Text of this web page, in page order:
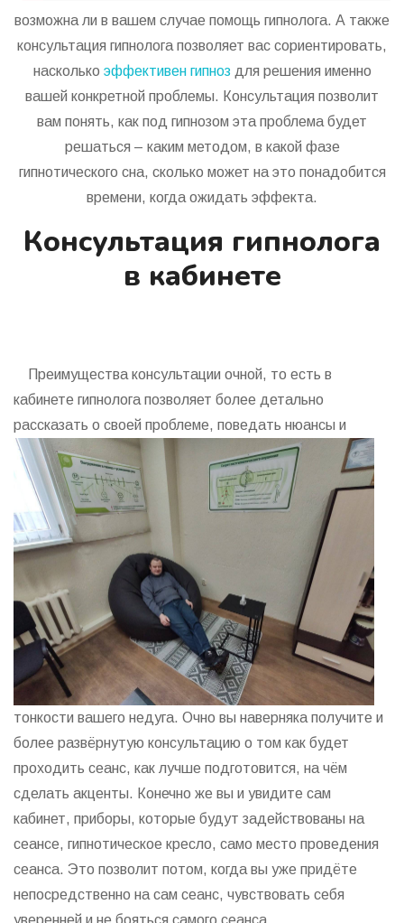
возможна ли в вашем случае помощь гипнолога. А также
консультация гипнолога позволяет вас сориентировать,
насколько эффективен гипноздля решения именно
вашей конкретной проблемы. Консультация позволит
вам понять, как под гипнозом эта проблема будет
решаться – каким методом, в какой фазе
гипнотического сна, сколько может на это понадобится
времени, когда ожидать эффекта.
Консультация гипнолога
в кабинете
Преимущества консультации очной, то есть в
кабинете гипнолога позволяет более детально
рассказать о своей проблеме, поведать нюансы и
тонкости вашего недуга. Очно вы наверняка получите и
более развёрнутую консультацию о том как будет
проходить сеанс, как лучше подготовится, на чём
сделать акценты. Конечно же вы и увидите сам
кабинет, приборы, которые будут задействованы на
сеансе, гипнотическое кресло, само место проведения
сеанса. Это позволит потом, когда вы уже придёте
непосредственно на сам сеанс, чувствовать себя
уверенней и не бояться самого сеанса.